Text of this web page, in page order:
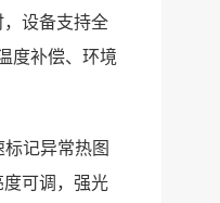
设备支持全
度补偿、环境
记异常热图
可调，强光